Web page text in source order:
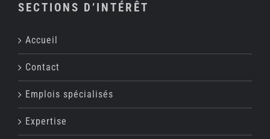
SECTIONS D’INTÉRÊT
Accueil
Contact
Emplois spécialisés
Expertise